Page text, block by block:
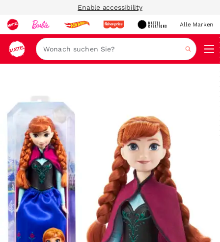
Enable accessibility
Alle Marken
Suche